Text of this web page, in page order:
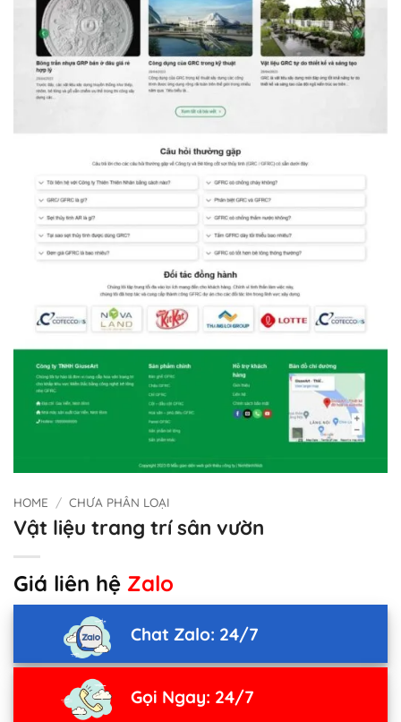
HOME / CHƯA PHÂN LOẠI
Vật liệu trang trí sân vườn
Giá liên hệ Zalo
Chat Zalo: 24/7
Gọi Ngay: 24/7